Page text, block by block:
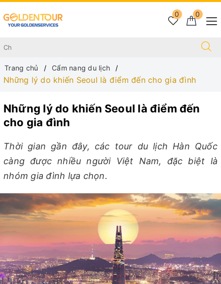
0
0
Trang chủ Cẩm nang du lịch
Những lý do khiến Seoul là điểm đến cho gia đình
Những lý do khiến Seoul là điểm đến
cho gia đình
Thời gian gần đây, các tour du lịch Hàn Quốc
càng được nhiều người Việt Nam, đặc biệt là
nhóm gia đình lựa chọn.